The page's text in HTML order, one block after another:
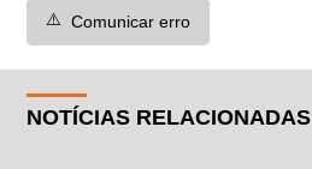
⚠️ Comunicar erro
NOTÍCIAS RELACIONADAS